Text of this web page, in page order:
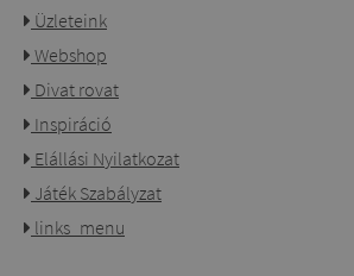
Üzleteink
Webshop
Divat rovat
Inspiráció
Elállási Nyilatkozat
Játék Szabályzat
links_menu